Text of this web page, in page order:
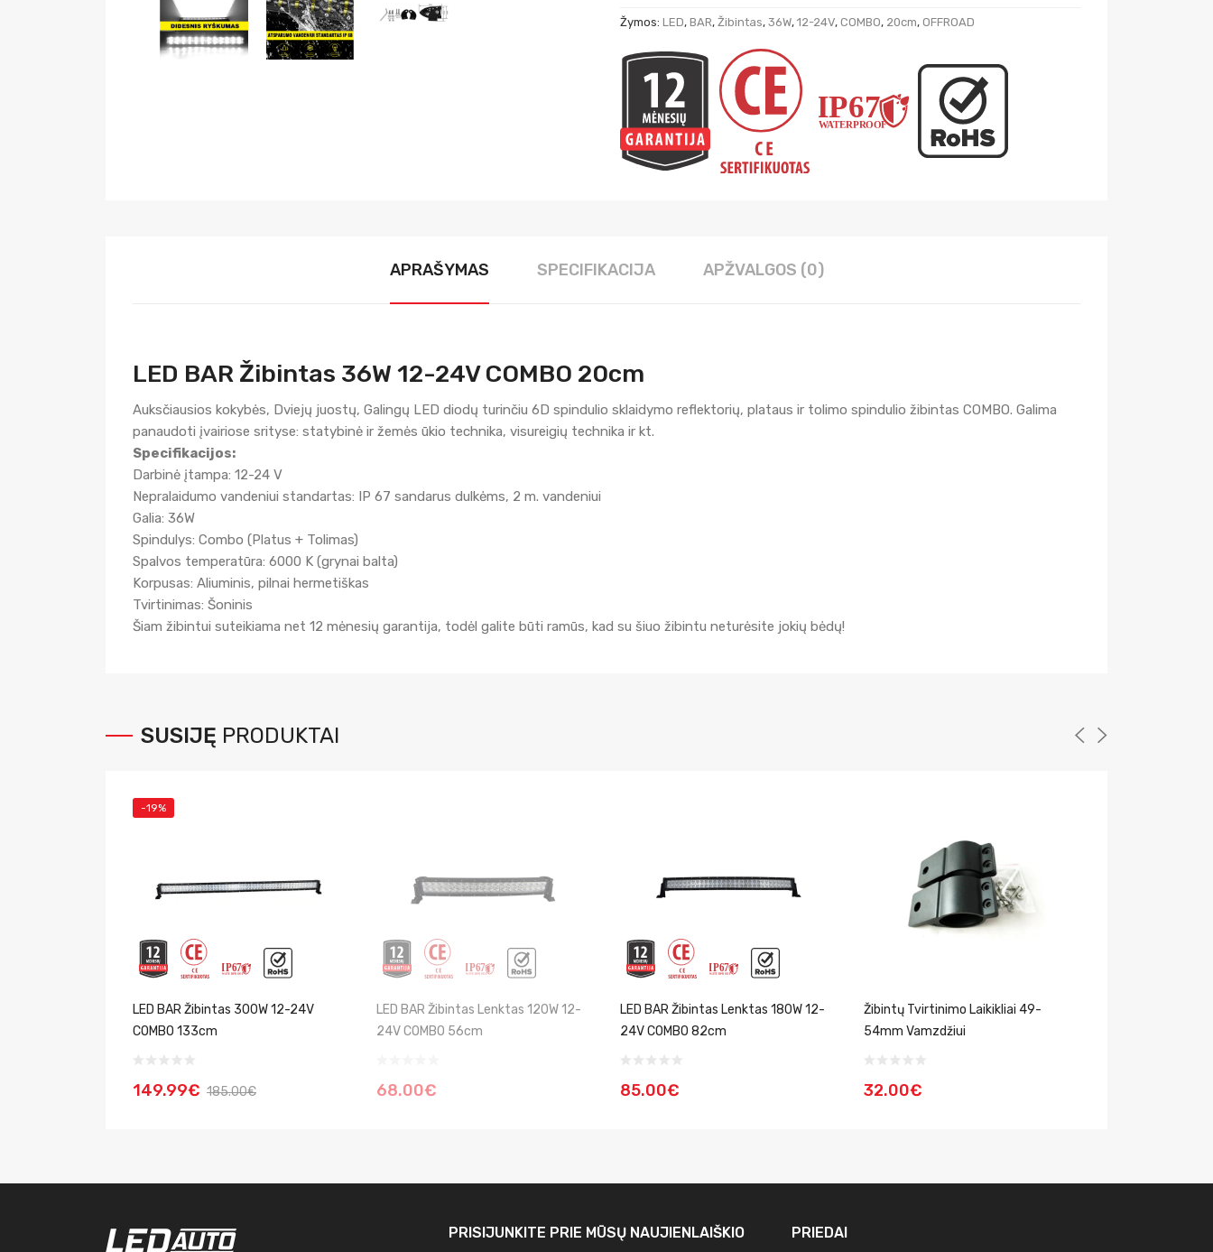
Žymos: LED, BAR, Žibintas, 36W, 12-24V, COMBO, 20cm, OFFROAD
APRAŠYMAS SPECIFIKACIJA APŽVALGOS (0)
LED BAR Žibintas 36W 12-24V COMBO 20cm
Auksčiausios kokybės, Dviejų juostų, Galingų LED diodų turinčiu 6D spindulio sklaidymo reflektorių, plataus ir tolimo spindulio žibintas COMBO. Galima
panaudoti įvairiose srityse: statybinė ir žemės ūkio technika, visureigių technika ir kt.
Specifikacijos:
Darbinė įtampa: 12-24 V
Nepralaidumo vandeniui standartas: IP 67 sandarus dulkėms, 2 m. vandeniui
Galia: 36W
Spindulys: Combo (Platus + Tolimas)
Spalvos temperatūra: 6000 K (grynai balta)
Korpusas: Aliuminis, pilnai hermetiškas
Tvirtinimas: Šoninis
Šiam žibintui suteikiama net 12 mėnesių garantija, todėl galite būti ramūs, kad su šiuo žibintu neturėsite jokių bėdų!
SUSIJĘ PRODUKTAI
-19%
LED BAR Žibintas 300W 12-24V
COMBO 133cm
149.99€ 185.00€
LED BAR Žibintas Lenktas 120W 12-
24V COMBO 56cm
68.00€
LED BAR Žibintas Lenktas 180W 12-
24V COMBO 82cm
85.00€
Žibintų Tvirtinimo Laikikliai 49-
54mm Vamzdžiui
32.00€
PRISIJUNKITE PRIE MŪSŲ NAUJIENLAIŠKIO PRIEDAI